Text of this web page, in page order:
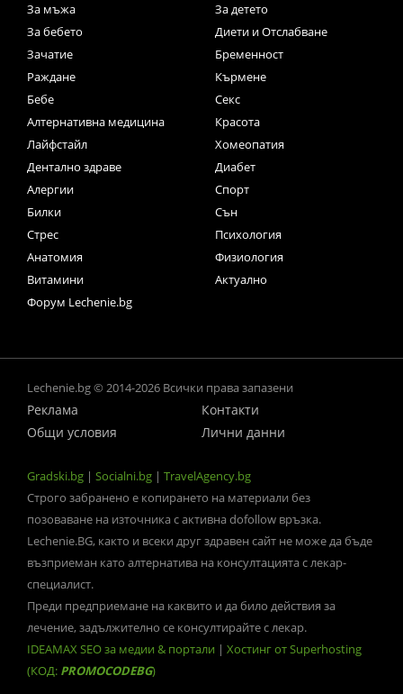
За мъжа
За детето
За бебето
Диети и Отслабване
Зачатие
Бременност
Раждане
Кърмене
Бебе
Секс
Алтернативна медицина
Красота
Лайфстайл
Хомеопатия
Дентално здраве
Диабет
Алергии
Спорт
Билки
Сън
Стрес
Психология
Анатомия
Физиология
Витамини
Актуално
Форум Lechenie.bg
Lechenie.bg © 2014-2026 Всички права запазени
Реклама
Контакти
Общи условия
Лични данни
Gradski.bg | Socialni.bg | TravelAgency.bg
Строго забранено е копирането на материали без
позоваване на източника с активна dofollow връзка.
Lechenie.BG, както и всеки друг здравен сайт не може да бъде
възприеман като алтернатива на консултацията с лекар-
специалист.
Преди предприемане на каквито и да било действия за
лечение, задължително се консултирайте с лекар.
IDEAMAX SEO за медии & портали | Хостинг от Superhosting
(КОД: PROMOCODEBG)